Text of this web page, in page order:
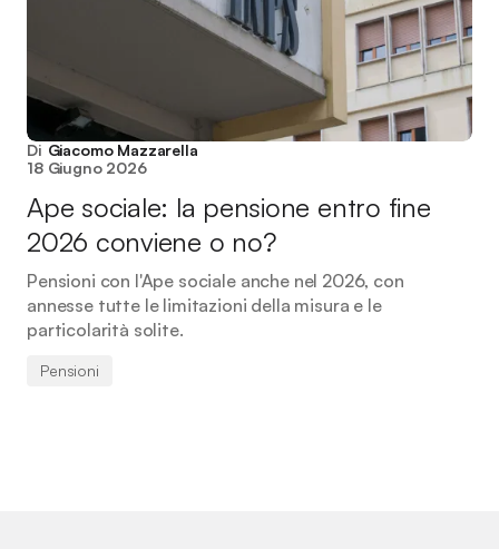
Di Giacomo Mazzarella
18 Giugno 2026
Ape sociale: la pensione entro fine
2026 conviene o no?
Pensioni con l'Ape sociale anche nel 2026, con
annesse tutte le limitazioni della misura e le
particolarità solite.
Pensioni